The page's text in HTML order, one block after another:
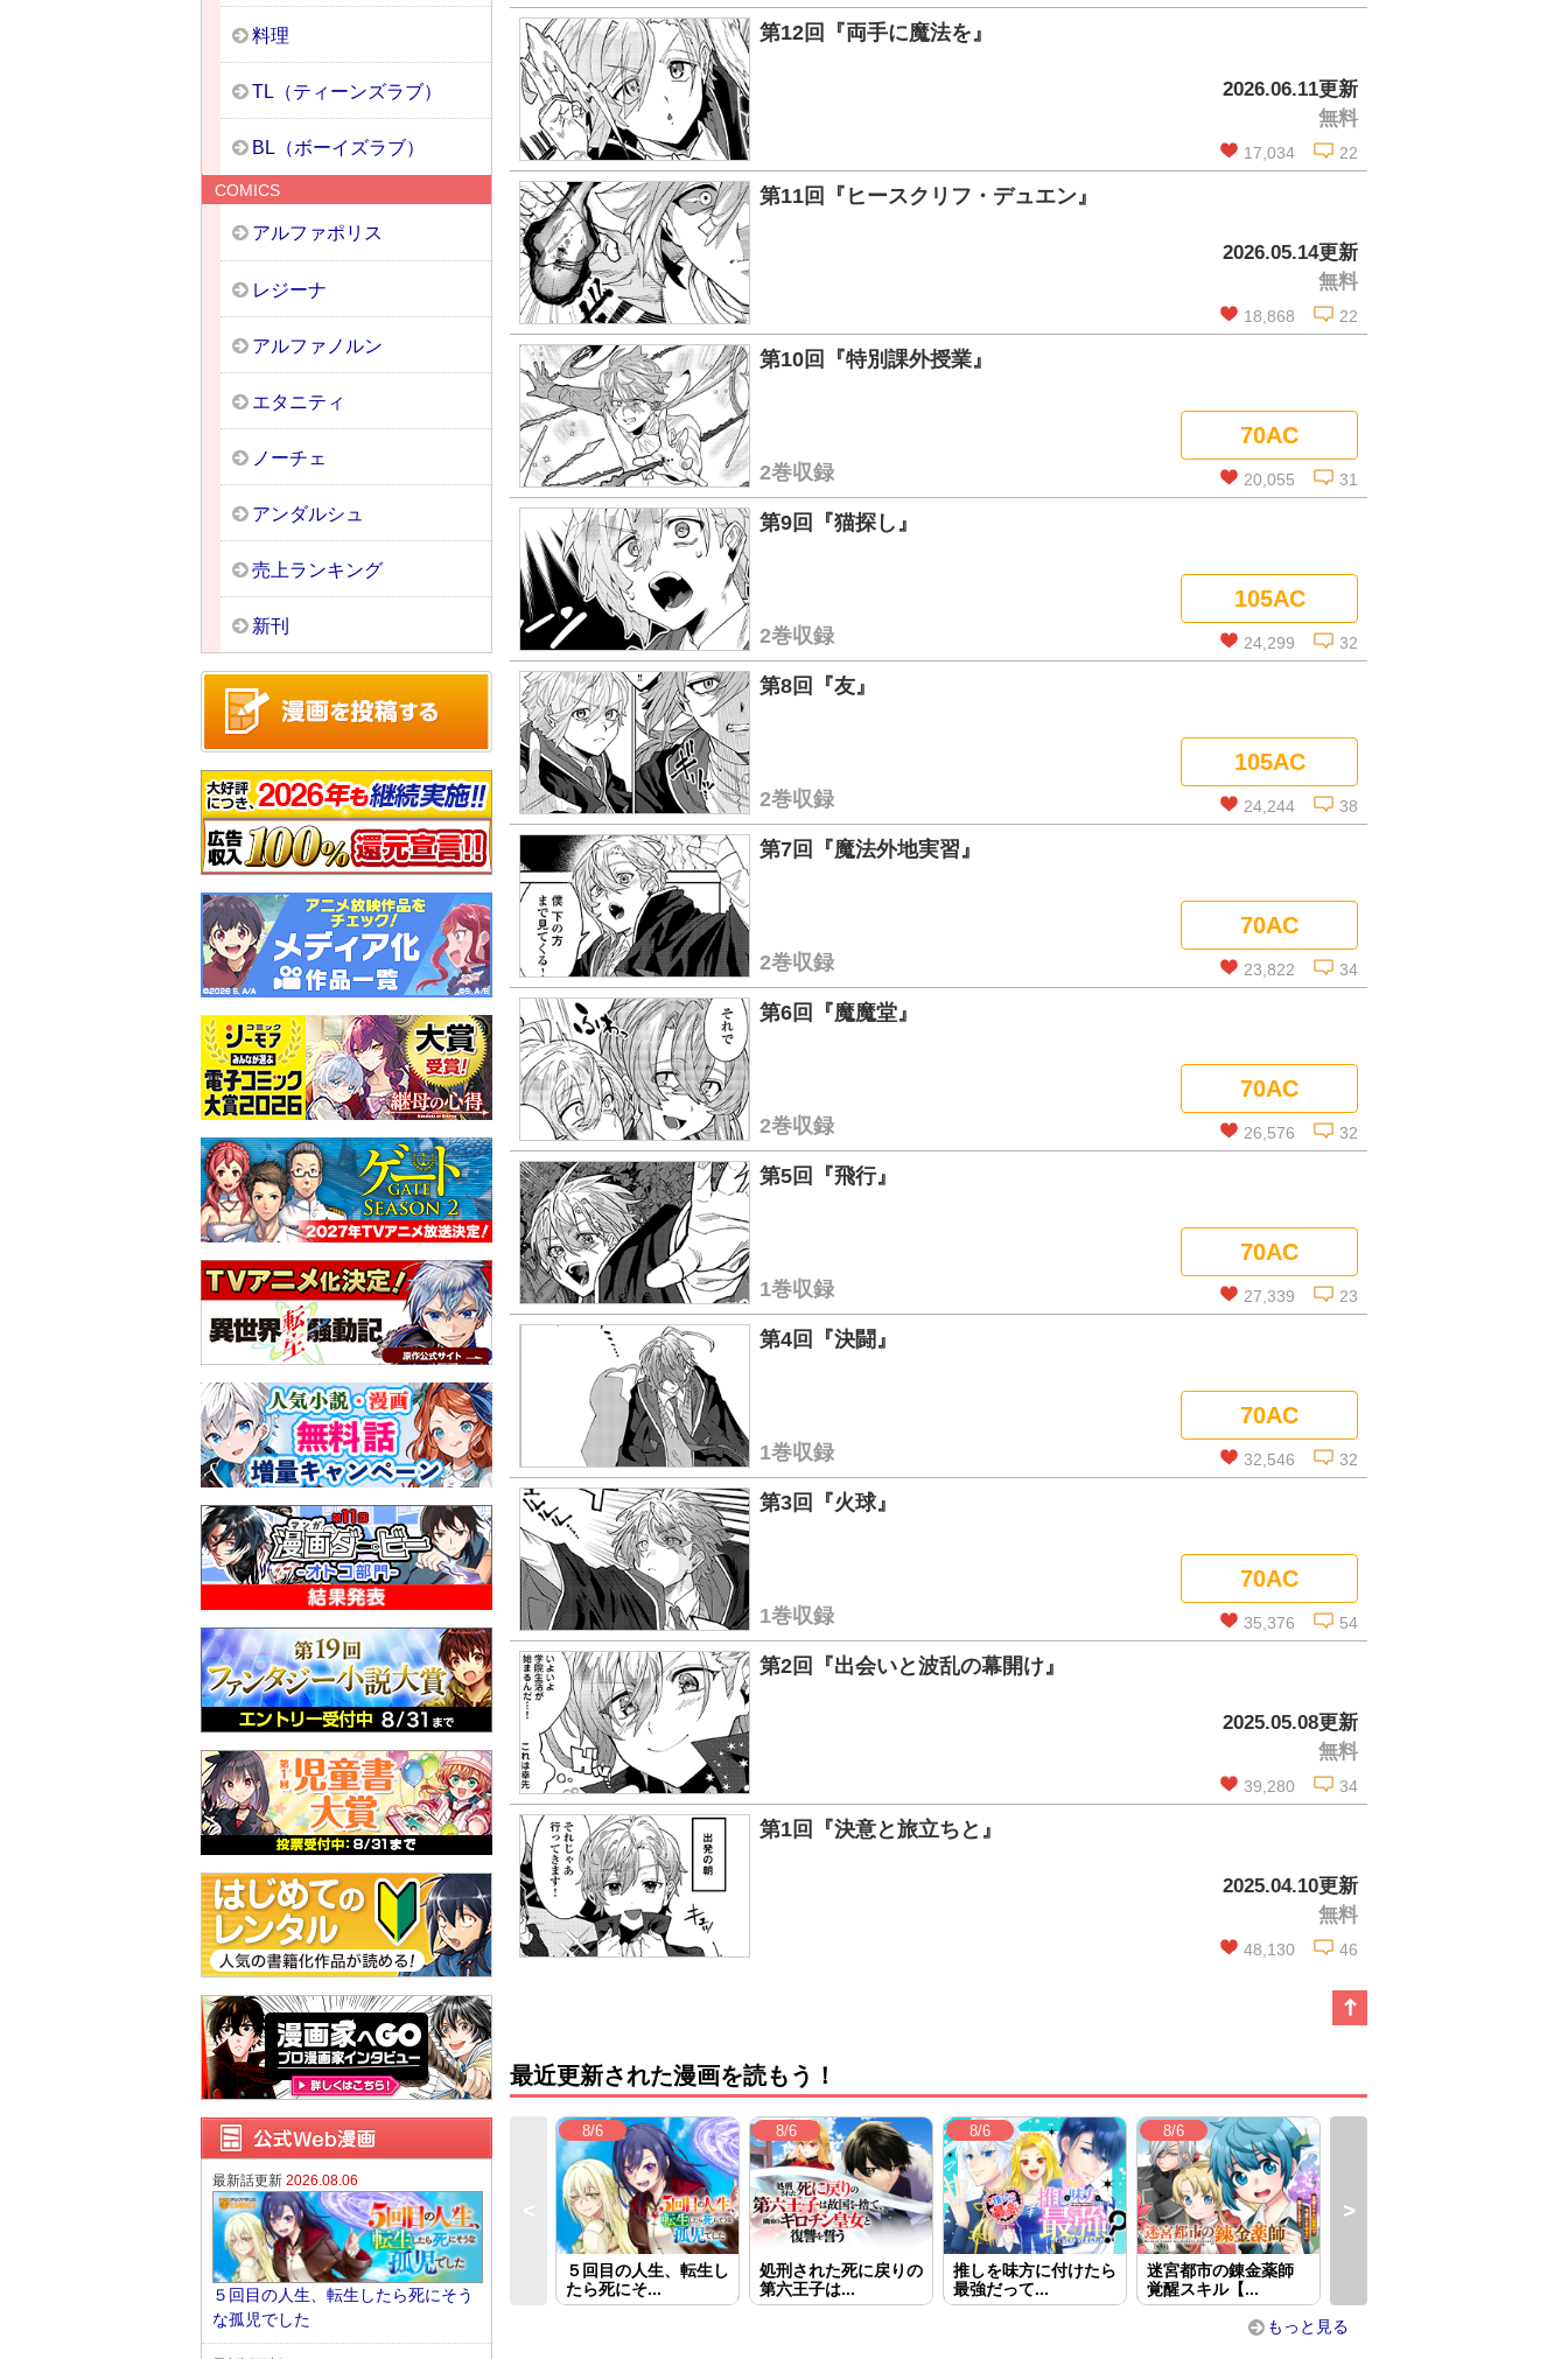
第12回『両手に魔法を』
2026.06.11更新
無料
17,034 22
第11回『ヒースクリフ・デュエン』
2026.05.14更新
無料
18,868 22
コメントを見る
第10回『特別課外授業』
70AC
20,055 31
2巻収録
コメントを見る
第9回『猫探し』
105AC
24,299 32
2巻収録
コメントを見る
第8回『友』
105AC
24,244 38
2巻収録
コメントを見る
第7回『魔法外地実習』
70AC
23,822 34
2巻収録
コメントを見る
第6回『魔魔堂』
70AC
26,576 32
2巻収録
コメントを見る
第5回『飛行』
70AC
27,339 23
1巻収録
コメントを見る
第4回『決闘』
70AC
32,546 32
1巻収録
コメントを見る
第3回『火球』
70AC
35,376 54
1巻収録
第2回『出会いと波乱の幕開け』
2025.05.08更新
無料
39,280 34
第1回『決意と旅立ちと』
2025.04.10更新
無料
48,130 46
最近更新された漫画を読もう！
8/6
５回目の人生、転生し
たら死にそ...
8/6
処刑された死に戻りの
第六王子は...
8/6
推しを味方に付けたら
最強だって...
8/6
迷宮都市の錬金薬師
覚醒スキル【...
もっと見る
料理
TL（ティーンズラブ）
BL（ボーイズラブ）
COMICS
アルファポリス
レジーナ
アルファノルン
エタニティ
ノーチェ
アンダルシュ
売上ランキング
新刊
最新話更新 2026.08.06
５回目の人生、転生したら死にそう
な孤児でした